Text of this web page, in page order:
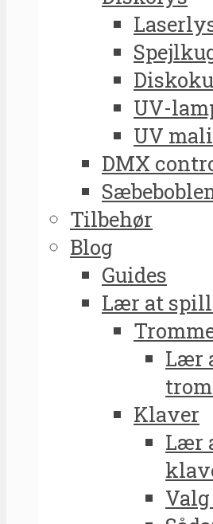
UV-
UV
DMX
Tilbehør
Blog
Guides
Lær at
Lær
Klaver
Lær